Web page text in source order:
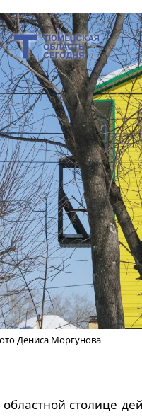
Дениса Моргунова
областной столице